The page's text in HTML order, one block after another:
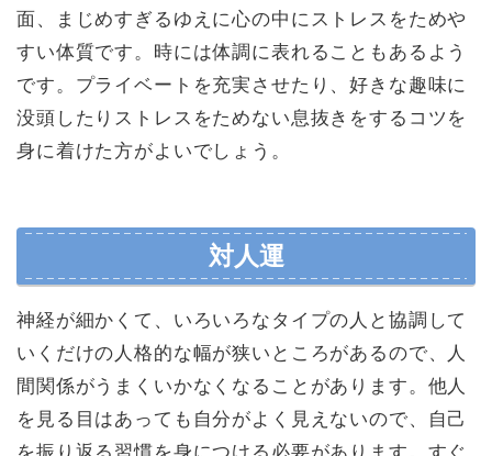
面、まじめすぎるゆえに心の中にストレスをためや
すい体質です。時には体調に表れることもあるよう
です。プライベートを充実させたり、好きな趣味に
没頭したりストレスをためない息抜きをするコツを
身に着けた方がよいでしょう。
対人運
神経が細かくて、いろいろなタイプの人と協調して
いくだけの人格的な幅が狭いところがあるので、人
間関係がうまくいかなくなることがあります。他人
を見る目はあっても自分がよく見えないので、自己